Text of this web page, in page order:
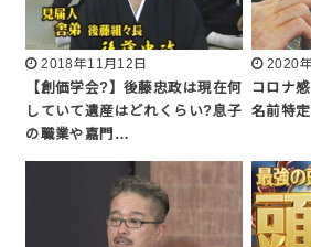
2018年11月12日
【創価学会?】後藤忠政は現在何
していて遺産はどれくらい?息子
の職業や嘉門…
2020
コロナ
名前特